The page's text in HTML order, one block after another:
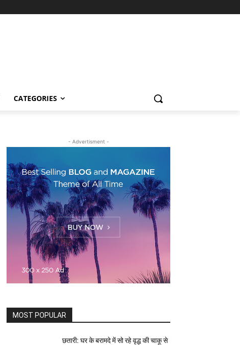
CATEGORIES
- Advertisment -
MOST POPULAR
छतारी: घर के बरामदे में सो रहे वृद्ध की चाकू से